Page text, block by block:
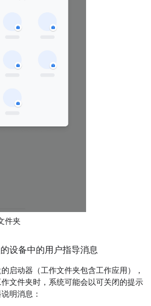
件夹
设备中的用户指导消息
启动器（工作文件夹包含工作应用），
文件夹时，系统可能会以可关闭的提示
明消息：